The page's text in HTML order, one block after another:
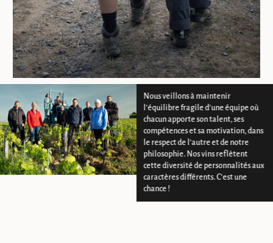
Nous veillons à maintenir
l’équilibre fragile d’une équipe où
chacun apporte son talent, ses
compétences et sa motivation, dans
le respect de l’autre et de notre
philosophie. Nos vins reflètent
cette diversité de personnalités aux
caractères différents. C’est une
chance !